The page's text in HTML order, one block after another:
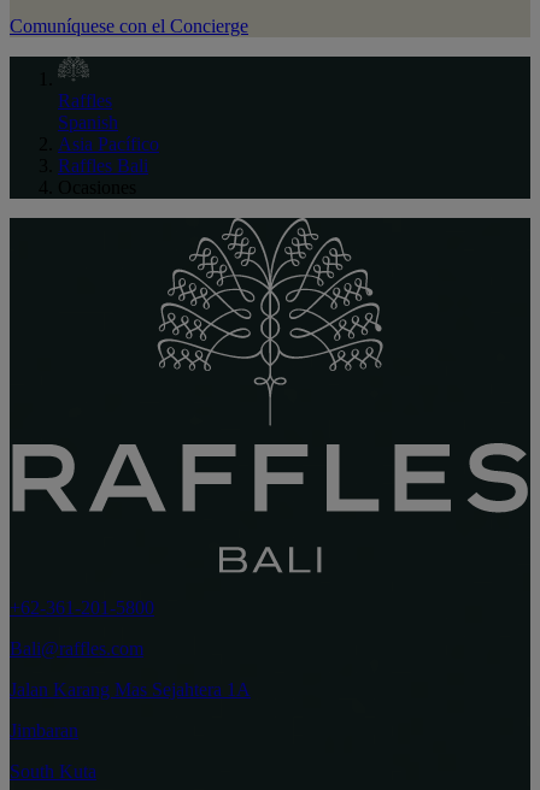
Comuníquese con el Concierge
Raffles
Spanish
Asia Pacífico
Raffles Bali
+62-361-201-5800
Bali@raffles.com
Jalan Karang Mas Sejahtera 1A
Jimbaran
South Kuta